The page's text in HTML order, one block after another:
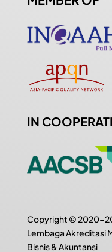
IN
Copyright © 2020-
Lembaga Akreditasi
Bisnis & Akuntansi